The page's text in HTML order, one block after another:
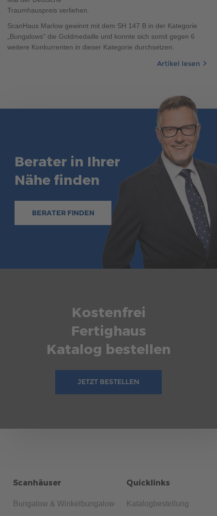
Traumhauspreis verliehen.
ScanHaus Marlow gewinnt mit dem SH 147 B in der Kategorie
„Bungalows“ die Goldmedaille und konnte sich somit gegen 6
weitere Konkurrenten in dieser Kategorie durchsetzen.
Artikel lesen
Berater in Ihrer
Nähe finden
BERATER FINDEN
Kostenfrei
Fertighaus
Katalog bestellen
JETZT BESTELLEN
Scanhäuser
Bungalow & Winkelbungalow
Quicklinks
Katalogbestellung